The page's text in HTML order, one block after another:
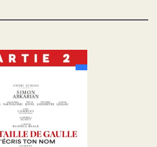
Genre:
Historique
Thriller